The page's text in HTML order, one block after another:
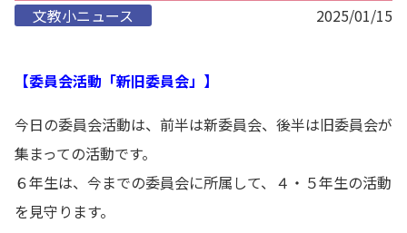
文教小ニュース 2025/01/15
【委員会活動「新旧委員会」】
今日の委員会活動は、前半は新委員会、後半は旧委員会が
集まっての活動です。
６年生は、今までの委員会に所属して、４・５年生の活動
を見守ります。